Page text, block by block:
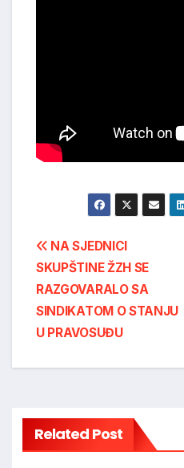
Post
navigation
NA SJEDNICI
SKUPŠTINE ŽZH SE
RAZGOVARALO SA
SINDIKATOM O STANJU
U PRAVOSUĐU
Related Post